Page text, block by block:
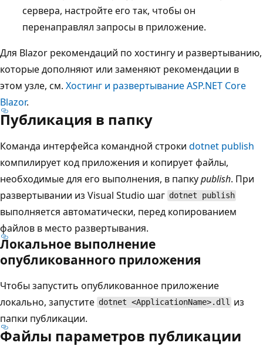
сервера, настройте его так, чтобы он
перенаправлял запросы в приложение.
Для Blazor рекомендаций по хостингу и развертыванию,
которые дополняют или заменяют рекомендации в
этом узле, см. Хостинг и развертывание ASP.NET Core
Blazor.
Публикация в папку
Команда интерфейса командной строки dotnet publish
компилирует код приложения и копирует файлы,
необходимые для его выполнения, в папкуpublish. При
развертывании из Visual Studio шаг dotnet publish
выполняется автоматически, перед копированием
файлов в место развертывания.
Локальное выполнение
опубликованного приложения
Чтобы запустить опубликованное приложение
локально, запустите dotnet <ApplicationName>.dll из
папки публикации.
Файлы параметров публикации